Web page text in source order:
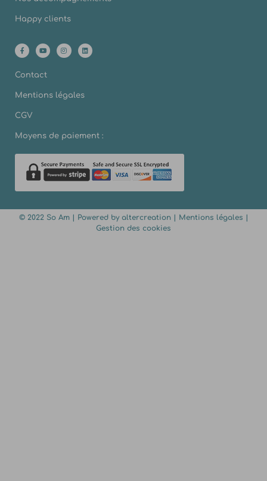
Happy clients
Contact
Mentions légales
CGV
Moyens de paiement :
© 2022 So Am | Powered by altercreation| Mentions légales |
Gestion des cookies